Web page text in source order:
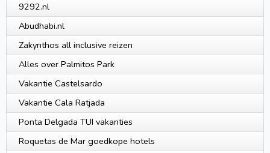
9292.nl
Abudhabi.nl
Zakynthos all inclusive reizen
Alles over Palmitos Park
Vakantie Castelsardo
Vakantie Cala Ratjada
Ponta Delgada TUI vakanties
Roquetas de Mar goedkope hotels